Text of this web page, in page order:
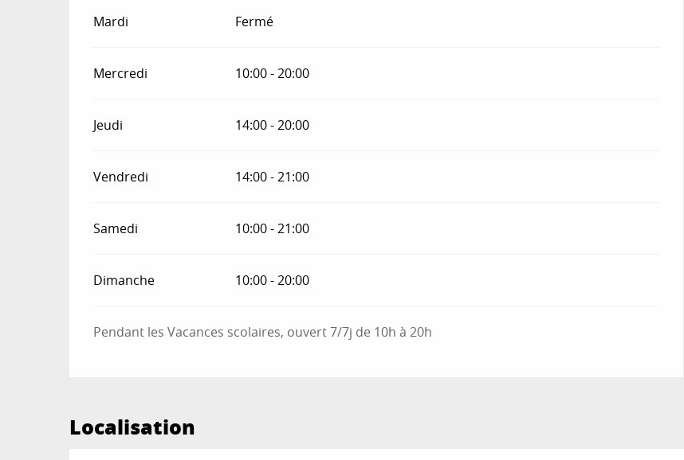
Mardi Fermé
Mercredi 10:00 - 20:00
Jeudi 14:00 - 20:00
Vendredi 14:00 - 21:00
Samedi 10:00 - 21:00
Dimanche 10:00 - 20:00
Pendant les Vacances scolaires, ouvert 7/7j de 10h à 20h
Localisation